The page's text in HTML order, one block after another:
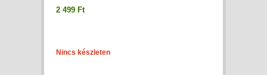
2 499 Ft
Nincs készleten